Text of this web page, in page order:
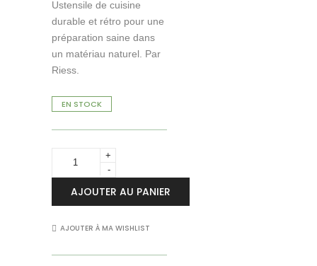
Ustensile de cuisine
durable et rétro pour une
préparation saine dans
un matériau naturel. Par
Riess.
EN STOCK
avec
verseur
émail
Riess
AJOUTER AU PANIER
AJOUTER À MA WISHLIST